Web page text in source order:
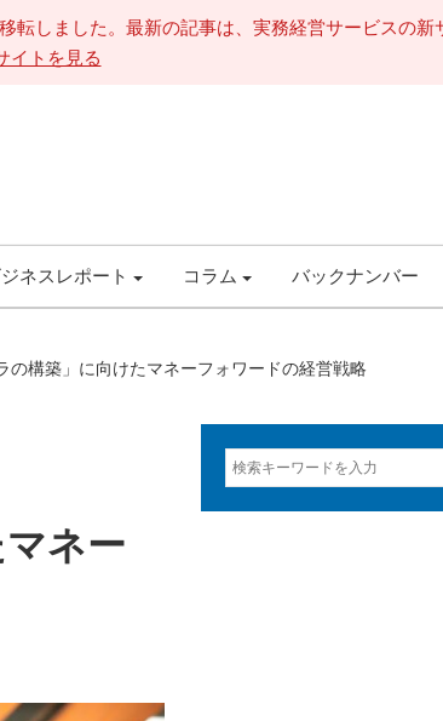
しました。最新の記事は、実務経営サービスの新
イトを見る
ジネスレポート コラム バックナンバー
の構築」に向けたマネーフォワードの経営戦略
ネー